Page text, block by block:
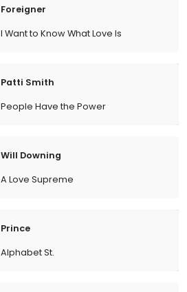
Foreigner
I Want to Know What Love Is
Patti Smith
People Have the Power
Will Downing
A Love Supreme
Prince
Alphabet St.